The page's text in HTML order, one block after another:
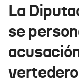
La
se
vertedero